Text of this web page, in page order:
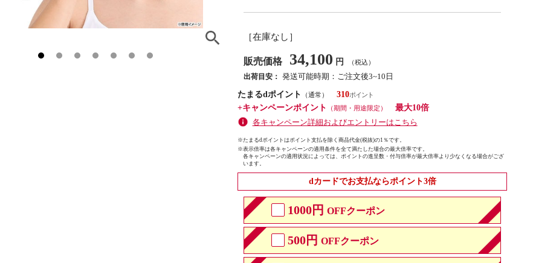
［在庫なし］
販売価格 34,100 円 （税込）
出荷目安： 発送可能時期：ご注文後3~10日
たまるdポイント
（通常）
310
+キャンペーンポイント
（期間・用途限定）
最大10倍
各キャンペーン詳細およびエントリーはこちら
※たまるdポイントはポイント支払を除く商品代金(税抜)の1％です。
※表示倍率は各キャンペーンの適用条件を全て満たした場合の最大倍率です。
各キャンペーンの適用状況によっては、ポイントの進呈数・付与倍率が最大倍率より少なくなる場合がござ
います。
dカードでお支払ならポイント3倍
1000円 OFFクーポン
500円 OFFクーポン